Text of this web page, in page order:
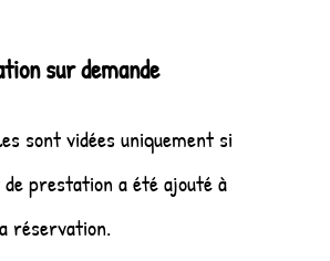
sur demande
sont vidées uniquement si
prestation a été ajouté à
réservation.